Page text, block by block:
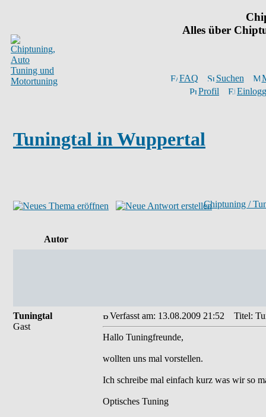
Alles über
FAQ Suchen
Profil
Tuningtal in Wuppertal
Chiptuning /
Autor
Tuningtal
Gast
Verfasst am: 13.08.2009 21:52 Titel:
Hallo Tuningfreunde,
wollten uns mal vorstellen.
Ich schreibe mal einfach kurz was wir so
Optisches Tuning